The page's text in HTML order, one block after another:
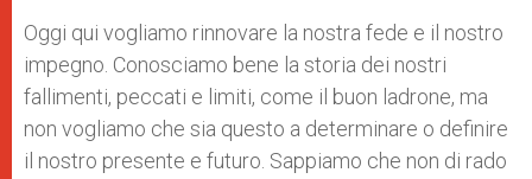
Oggi qui vogliamo rinnovare la nostra fede e il nostro
impegno. Conosciamo bene la storia dei nostri
fallimenti, peccati e limiti, come il buon ladrone, ma
non vogliamo che sia questo a determinare o definire
il nostro presente e futuro. Sappiamo che non di rado